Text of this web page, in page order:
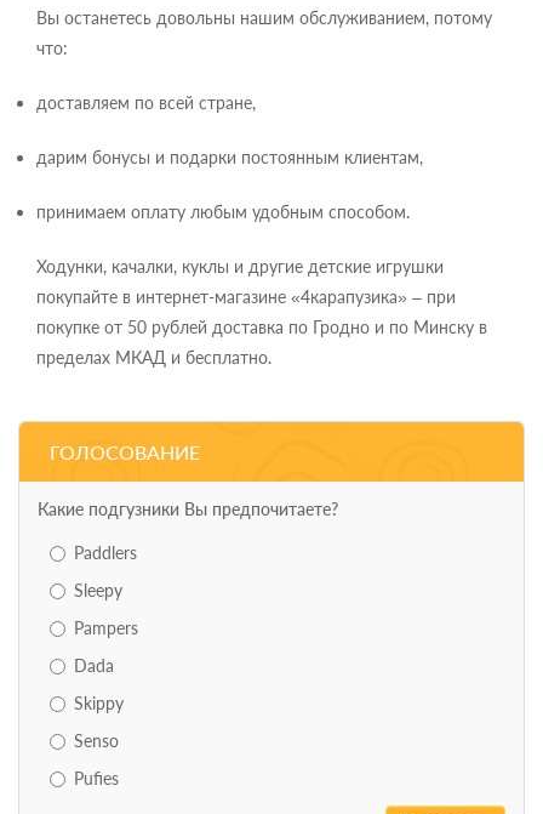
Вы останетесь довольны нашим обслуживанием, потому
что:
доставляем по всей стране,
дарим бонусы и подарки постоянным клиентам,
принимаем оплату любым удобным способом.
Ходунки, качалки, куклы и другие детские игрушки
покупайте в интернет-магазине «4карапузика» – при
покупке от 50 рублей доставка по Гродно и по Минску в
пределах МКАД и бесплатно.
ГОЛОСОВАНИЕ
Какие подгузники Вы предпочитаете?
Paddlers
Sleepy
Pampers
Dada
Skippy
Senso
Pufies